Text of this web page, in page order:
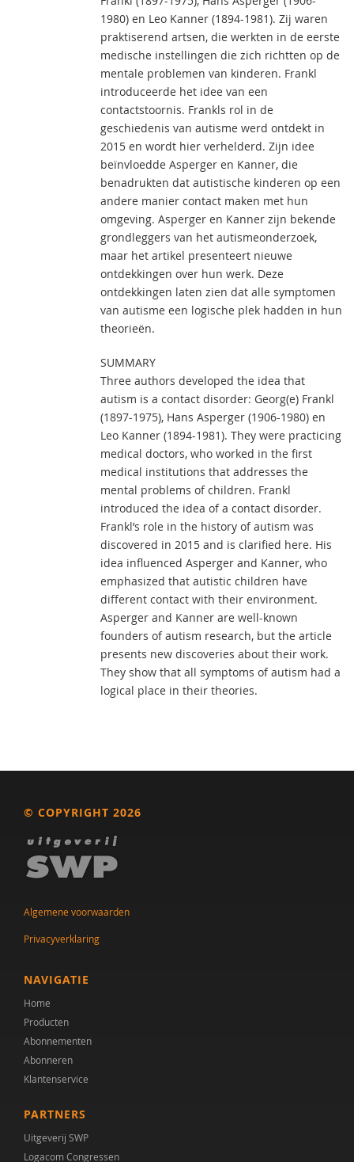
1980) en Leo Kanner (1894-1981). Zij waren
praktiserend artsen, die werkten in de eerste
medische instellingen die zich richtten op de
mentale problemen van kinderen. Frankl
introduceerde het idee van een
contactstoornis. Frankls rol in de
geschiedenis van autisme werd ontdekt in
2015 en wordt hier verhelderd. Zijn idee
beïnvloedde Asperger en Kanner, die
benadrukten dat autistische kinderen op een
andere manier contact maken met hun
omgeving. Asperger en Kanner zijn bekende
grondleggers van het autismeonderzoek,
maar het artikel presenteert nieuwe
ontdekkingen over hun werk. Deze
ontdekkingen laten zien dat alle symptomen
van autisme een logische plek hadden in hun
theorieën.
SUMMARY
Three authors developed the idea that
autism is a contact disorder: Georg(e) Frankl
(1897-1975), Hans Asperger (1906-1980) en
Leo Kanner (1894-1981). They were practicing
medical doctors, who worked in the first
medical institutions that addresses the
mental problems of children. Frankl
introduced the idea of a contact disorder.
Frankl’s role in the history of autism was
discovered in 2015 and is clarified here. His
idea influenced Asperger and Kanner, who
emphasized that autistic children have
different contact with their environment.
Asperger and Kanner are well-known
founders of autism research, but the article
presents new discoveries about their work.
They show that all symptoms of autism had a
logical place in their theories.
© COPYRIGHT 2026
Algemene voorwaarden
Privacyverklaring
NAVIGATIE
Home
Producten
Abonnementen
Abonneren
Klantenservice
PARTNERS
Uitgeverij SWP
Logacom Congressen